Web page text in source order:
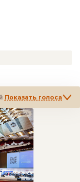
Показать голоса
Реклама